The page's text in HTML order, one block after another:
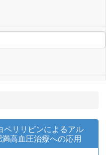
ペリリピンによるアル
高血圧治療への応用